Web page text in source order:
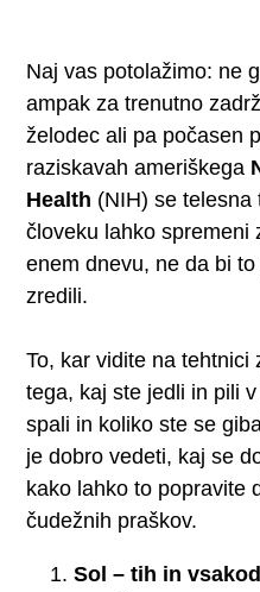
Naj vas potolažimo: ne
ampak za trenutno
želodec ali pa počasen
raziskavah ameriškega
Health (NIH) se telesna
človeku lahko spremeni
enem dnevu, ne da bi
zredili.
To, kar vidite na tehtnici
tega, kaj ste jedli in pili
spali in koliko ste se
je dobro vedeti, kaj se
kako lahko to popravite
čudežnih praškov.
Sol – tih in